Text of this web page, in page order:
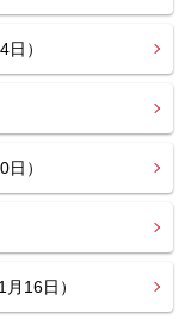
）
）
16日）